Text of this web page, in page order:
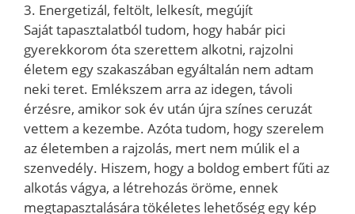
3. Energetizál, feltölt, lelkesít, megújít
Saját tapasztalatból tudom, hogy habár pici
gyerekkorom óta szerettem alkotni, rajzolni
életem egy szakaszában egyáltalán nem adtam
neki teret. Emlékszem arra az idegen, távoli
érzésre, amikor sok év után újra színes ceruzát
vettem a kezembe. Azóta tudom, hogy szerelem
az életemben a rajzolás, mert nem múlik el a
szenvedély. Hiszem, hogy a boldog embert fűti az
alkotás vágya, a létrehozás öröme, ennek
megtapasztalására tökéletes lehetőség egy kép